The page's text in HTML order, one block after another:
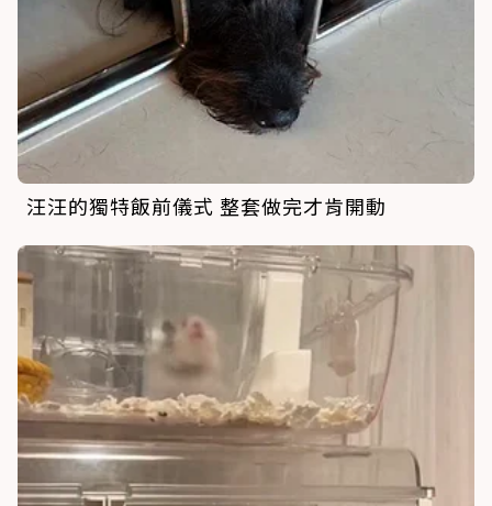
汪汪的獨特飯前儀式 整套做完才肯開動